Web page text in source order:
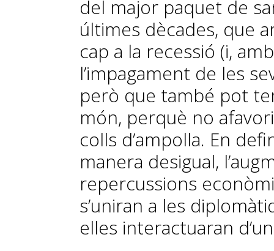
del major paquet de
últimes dècades, que
cap a la recessió (i,
l’impagament de les
però que també pot
món, perquè no
colls d’ampolla. En
manera desigual,
repercussions
s’uniran a les
elles interactuaran